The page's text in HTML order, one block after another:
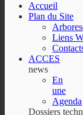
Accueil
Plan du Site
Liens
ACCES
news
En
une
Agenda
Dossiers